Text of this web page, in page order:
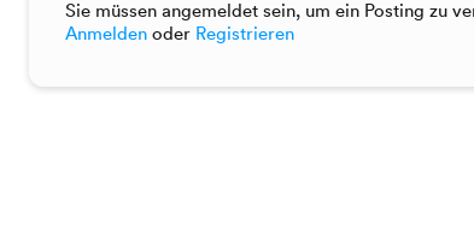
Sie müssen angemeldet sein, um ein Posting zu
Anmelden oder Registrieren